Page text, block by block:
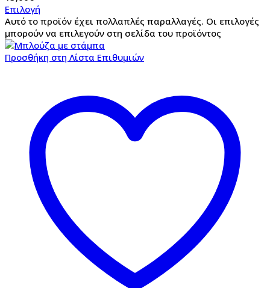
Επιλογή
Αυτό το προϊόν έχει πολλαπλές παραλλαγές. Οι επιλογές
μπορούν να επιλεγούν στη σελίδα του προϊόντος
Προσθήκη στη Λίστα Επιθυμιών